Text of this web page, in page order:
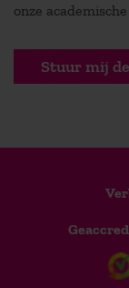
onze
Stuur mij